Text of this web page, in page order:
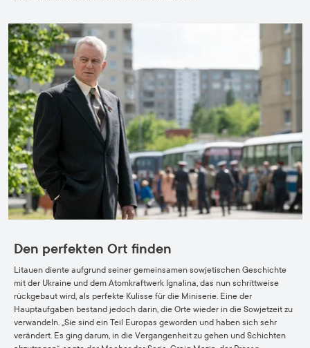
Den perfekten Ort finden
Litauen diente aufgrund seiner gemeinsamen sowjetischen Geschichte
mit der Ukraine und dem Atomkraftwerk Ignalina, das nun schrittweise
rückgebaut wird, als perfekte Kulisse für die Miniserie. Eine der
Hauptaufgaben bestand jedoch darin, die Orte wieder in die Sowjetzeit zu
verwandeln. „Sie sind ein Teil Europas geworden und haben sich sehr
verändert. Es ging darum, in die Vergangenheit zu gehen und Schichten